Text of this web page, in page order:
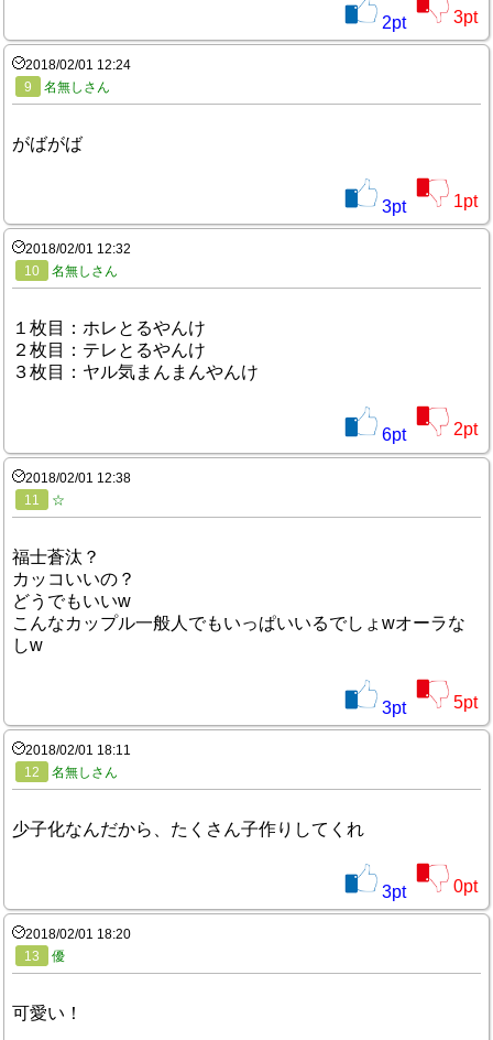
2pt 3pt
2018/02/01 12:24
9
名無しさん
がばがば
3pt 1pt
2018/02/01 12:32
10
名無しさん
１枚目：ホレとるやんけ
２枚目：テレとるやんけ
３枚目：ヤル気まんまんやんけ
6pt 2pt
2018/02/01 12:38
11
☆
福士蒼汰？
カッコいいの？
どうでもいいw
こんなカップル一般人でもいっぱいいるでしょwオーラな
しw
3pt 5pt
2018/02/01 18:11
12
名無しさん
少子化なんだから、たくさん子作りしてくれ
3pt 0pt
2018/02/01 18:20
13
優
可愛い！